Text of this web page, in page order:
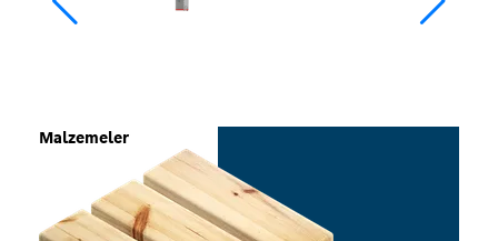
Malzemeler